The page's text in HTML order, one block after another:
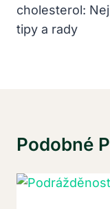
Příspěvek
cholesterol:
tipy a rady
Podobné